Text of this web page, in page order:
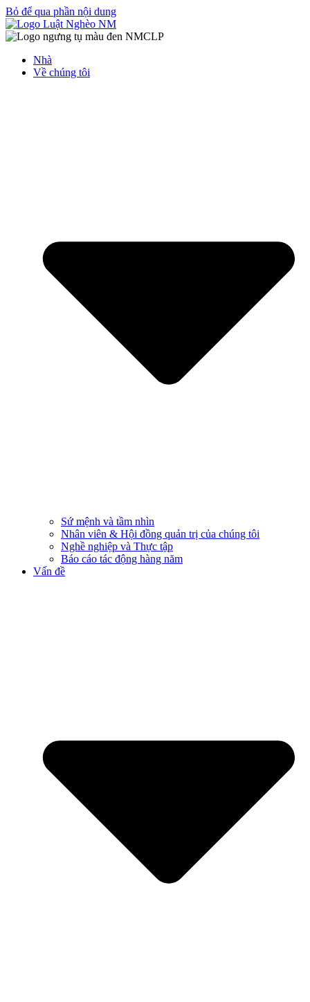
Bỏ để qua phần nội dung
Nhà
Về chúng tôi
Sứ mệnh và tầm nhìn
Nhân viên & Hội đồng quản trị của chúng tôi
Nghề nghiệp và Thực tập
Báo cáo tác động hàng năm
Vấn đề